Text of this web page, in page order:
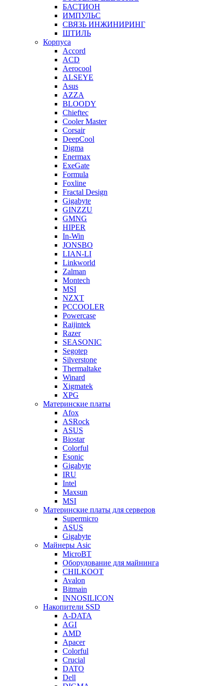
БАСТИОН
ИМПУЛЬС
СВЯЗЬ ИНЖИНИРИНГ
ШТИЛЬ
Корпуса
Accord
ACD
Aerocool
ALSEYE
Asus
AZZA
BLOODY
Chieftec
Cooler Master
Corsair
DeepCool
Digma
Enermax
ExeGate
Formula
Foxline
Fractal Design
Gigabyte
GINZZU
GMNG
HIPER
In-Win
JONSBO
LIAN-LI
Linkworld
Zalman
Montech
MSI
NZXT
PCCOOLER
Powercase
Raijintek
Razer
SEASONIC
Segotep
Silverstone
Thermaltake
Winard
Xigmatek
XPG
Материнские платы
Afox
ASRock
ASUS
Biostar
Colorful
Esonic
Gigabyte
IRU
Intel
Maxsun
MSI
Материнские платы для серверов
Supermicro
ASUS
Gigabyte
Майнеры Asic
MicroBT
Оборудование для майнинга
CHILKOOT
Avalon
Bitmain
INNOSILICON
Накопители SSD
A-DATA
AGI
AMD
Apacer
Colorful
Crucial
DATO
Dell